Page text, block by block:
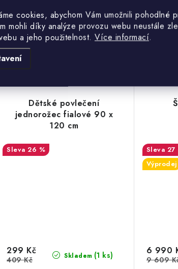
cookies, abychom Vám umožnili pohodlné
mohli díky analýze provozu webu neustále
a jeho použitelnost. Více informací.
Potah v šedé barvě na dětskou
Dětské povlečení
jednorožec fialové 90 x
120 cm
26 %
Skladem (1 ks)
299 Kč
409 Kč
27
Výprodej
6 990
9 609